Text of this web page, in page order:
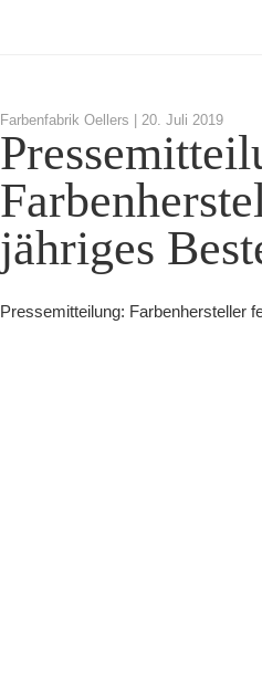
Farbenfabrik Oellers | 20. Juli 2019
jähriges
Pressemitteilung: Farbenhersteller